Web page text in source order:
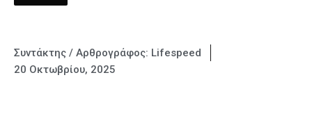
Συντάκτης / Αρθρογράφος: Lifespeed
20 Οκτωβρίου, 2025